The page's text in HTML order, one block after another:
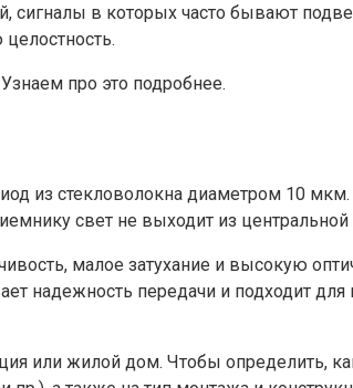
сигналы в которых часто бывают
про это подробнее.
из стекловолокна диаметром 10
свет не выходит из
малое затухание и высокую
надежность передачи и подходит
или жилой дом. Чтобы определить,